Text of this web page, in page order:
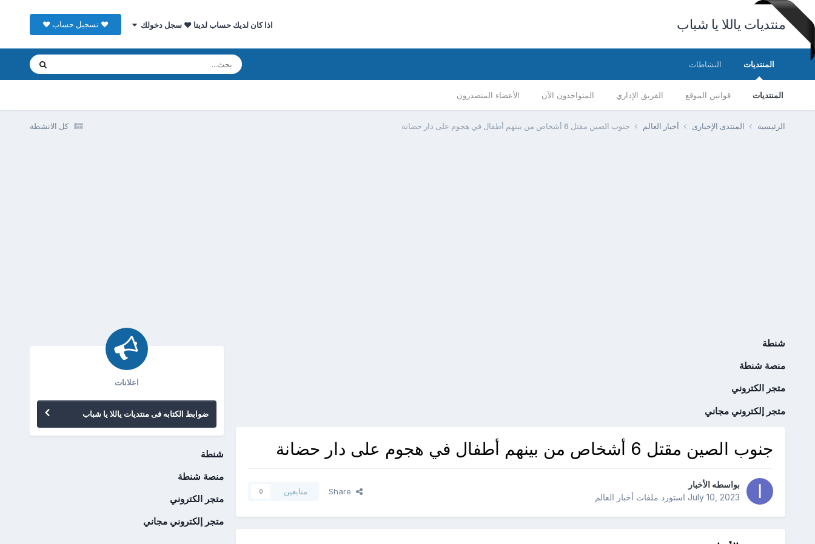
منتديات ياللا يا شباب اذا كان لديك حساب لدينا ♥ سجل دخولك ♥ تسجيل حساب ♥
المنتديات
المنتديات قوانين الموقع الفريق الإداري المتواجدون الآن الأعضاء المتصدرون
النشاطات
كل الانشطة الرئيسية المنتدى الإخبارى أخبار العالم جنوب الصين مقتل 6 أشخاص من بينهم أطفال في هجوم على دار حضانة
شنطة
منصة شنطة
متجر الكتروني
متجر إلكتروني مجاني
جنوب الصين مقتل 6 أشخاص من بينهم أطفال في هجوم على دار حضانة
بواسطه الأخبار
July 10, 2023استورد ملفات أخبار العالم
Share متابعين 0
اعلانات
ضوابط الكتابه فى منتديات ياللا يا شباب
شنطة
منصة شنطة
متجر الكتروني
متجر إلكتروني مجاني